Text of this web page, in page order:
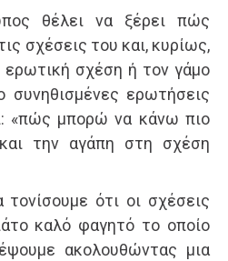
θέλει να ξέρει πώς
σχέσεις του και, κυρίως,
σχέση ή τον γάμο
συνηθισμένες ερωτήσεις
«πώς μπορώ να κάνω πιο
και την αγάπη στη σχέση
ότι οι σχέσεις
καλό φαγητό το οποίο
ακολουθώντας μια